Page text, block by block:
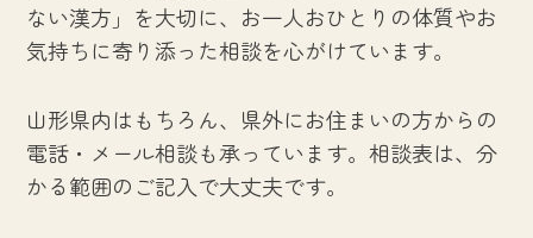
ない漢方」を大切に、お一人おひとりの体質やお
気持ちに寄り添った相談を心がけています。
山形県内はもちろん、県外にお住まいの方からの
電話・メール相談も承っています。相談表は、分
かる範囲のご記入で大丈夫です。